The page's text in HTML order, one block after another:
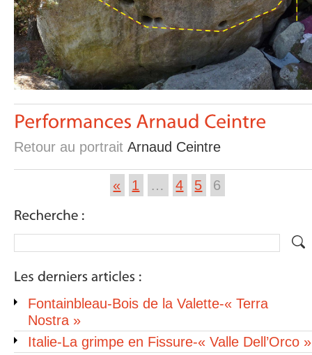
Retour au portrait Arnaud Ceintre
« 1 … 4 5 6
Fontainbleau-Bois de la Valette-« Terra
Nostra »
Italie-La grimpe en Fissure-« Valle Dell’Orco »